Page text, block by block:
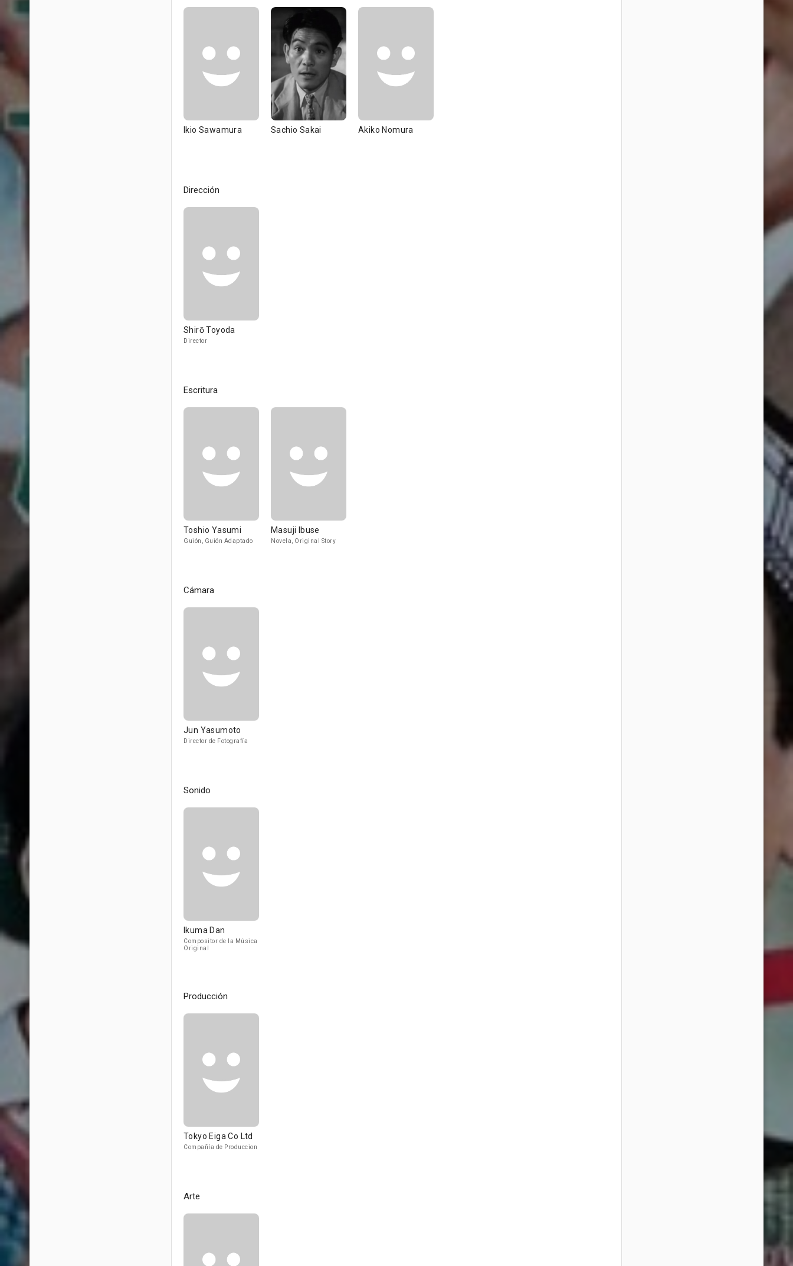
Ikio Sawamura Sachio Sakai Akiko Nomura
Dirección
Shirō Toyoda
Director
Escritura
Toshio Yasumi
Guión, Guión Adaptado
Masuji Ibuse
Novela, Original Story
Cámara
Jun Yasumoto
Director de Fotografía
Sonido
Ikuma Dan
Compositor de la Música
Original
Producción
Tokyo Eiga Co Ltd
Compañía de Produccion
Arte